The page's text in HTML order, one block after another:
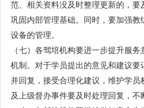
范、相关资料没及时整理更新的，要
巩固内部管理基础。同时，要加强教
设备的管理。
（七）各驾培机构要进一步提升服
机制。对于学员提出的意见和建议要
并回复，接受合理化建议，维护学员
及上级督办事件要及时处理回复，不